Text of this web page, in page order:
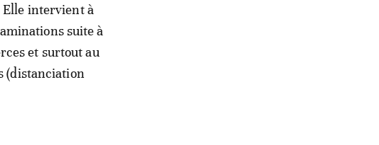
Elle intervient à
suite à
et surtout au
(distanciation